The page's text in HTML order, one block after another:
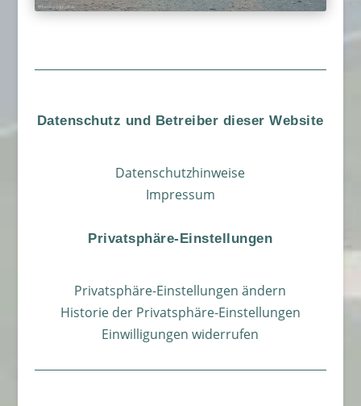
Datenschutz und Betreiber dieser Website
Datenschutzhinweise
Impressum
Privatsphäre-Einstellungen
Privatsphäre-Einstellungen ändern
Historie der Privatsphäre-Einstellungen
Einwilligungen widerrufen